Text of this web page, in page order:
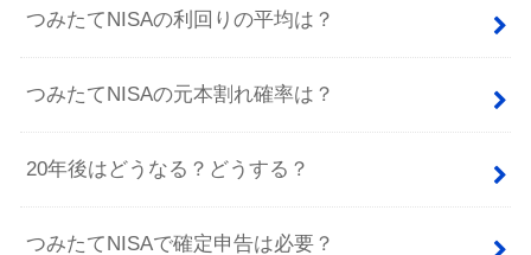
つみたてNISAの利回りの平均は？
つみたてNISAの元本割れ確率は？
20年後はどうなる？どうする？
つみたてNISAで確定申告は必要？